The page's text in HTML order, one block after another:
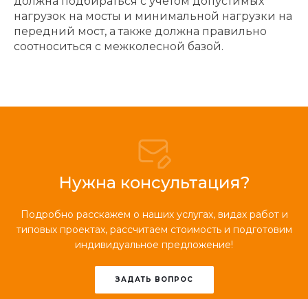
нагрузок на мосты и минимальной нагрузки на
передний мост, а также должна правильно
соотноситься с межколесной базой.
Нужна консультация?
Подробно расскажем о наших услугах, видах работ и
типовых проектах, рассчитаем стоимость и подготовим
индивидуальное предложение!
ЗАДАТЬ ВОПРОС